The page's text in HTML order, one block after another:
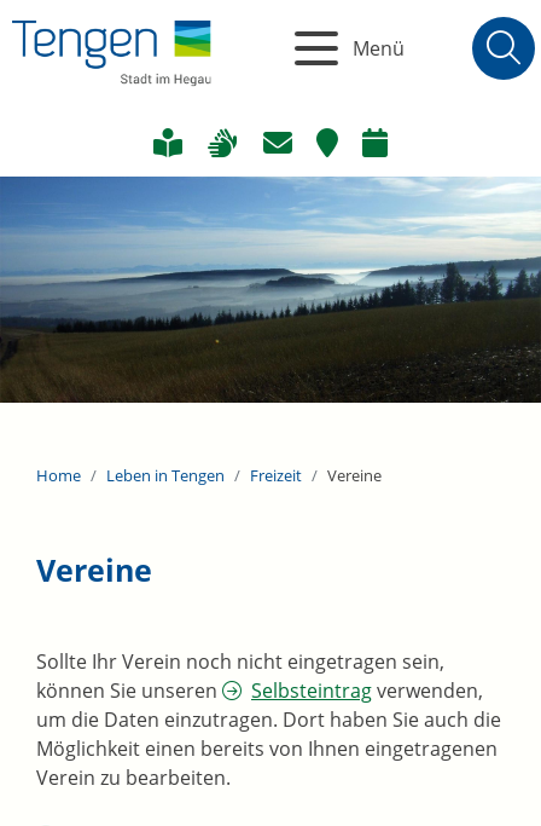
Menü
Home Leben in Tengen Freizeit Vereine
Vereine
Sollte Ihr Verein noch nicht eingetragen sein,
können Sie unseren
Selbsteintragverwenden,
um die Daten einzutragen. Dort haben Sie auch die
Möglichkeit einen bereits von Ihnen eingetragenen
Verein zu bearbeiten.